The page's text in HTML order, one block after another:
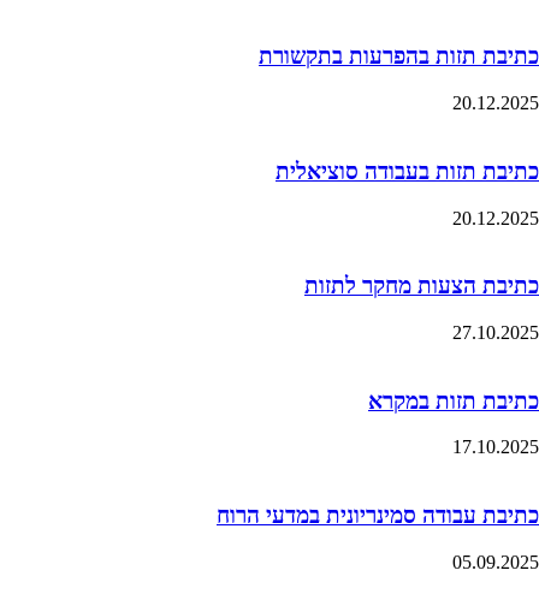
כתיבת תזות בהפרעות בתקשורת
20.12.2025
כתיבת תזות בעבודה סוציאלית
20.12.2025
כתיבת הצעות מחקר לתזות
27.10.2025
כתיבת תזות במקרא
17.10.2025
כתיבת עבודה סמינריונית במדעי הרוח
05.09.2025